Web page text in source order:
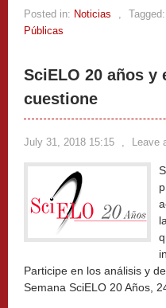
Posted in: Noticias , Tagged:
Públicas
SciELO 20 años
cuestione
July 31, 2018 15:15 , Leave
Participe en los análisis y
Semana SciELO 20 Años,